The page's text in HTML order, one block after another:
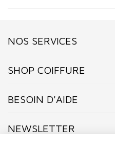
NOS SERVICES
SHOP COIFFURE
BESOIN D'AIDE
NEWSLETTER